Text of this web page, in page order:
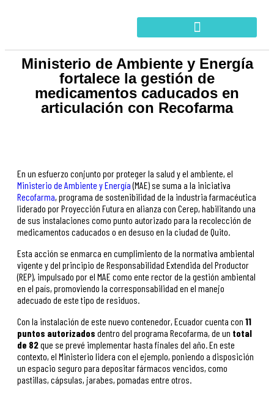
Ministerio de Ambiente y Energía
fortalece la gestión de
medicamentos caducados en
articulación con Recofarma
En un esfuerzo conjunto por proteger la salud y el ambiente, el
Ministerio de Ambiente y Energía(MAE) se suma a la iniciativa
Recofarma, programa de sostenibilidad de la industria farmacéutica
liderado por Proyección Futura en alianza con Cerep, habilitando una
de sus instalaciones como punto autorizado para la recolección de
medicamentos caducados o en desuso en la ciudad de Quito.
Esta acción se enmarca en cumplimiento de la normativa ambiental
vigente y del principio de Responsabilidad Extendida del Productor
(REP), impulsado por el MAE como ente rector de la gestión ambiental
en el país, promoviendo la corresponsabilidad en el manejo
adecuado de este tipo de residuos.
Con la instalación de este nuevo contenedor, Ecuador cuenta con 11
puntos autorizados dentro del programa Recofarma, de un total
de 82que se prevé implementar hasta finales del año. En este
contexto, el Ministerio lidera con el ejemplo, poniendo a disposición
un espacio seguro para depositar fármacos vencidos, como
pastillas, cápsulas, jarabes, pomadas entre otros.